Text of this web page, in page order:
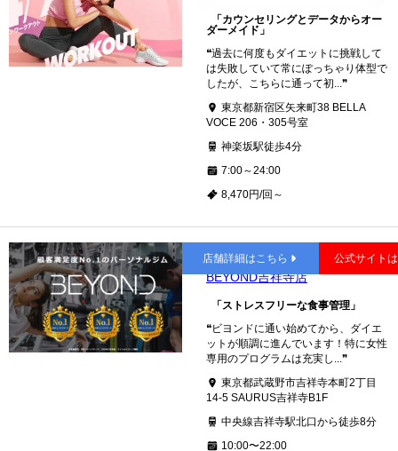
「カウンセリングとデータからオー
ダーメイド」
❝過去に何度もダイエットに挑戦して
は失敗していて常にぽっちゃり体型で
したが、こちらに通って初...❞
東京都新宿区矢来町38 BELLA
VOCE 206・305号室
神楽坂駅徒歩4分
7:00～24:00
8,470円/回～
吉祥寺
BEYOND吉祥寺店
「ストレスフリーな食事管理」
❝ビヨンドに通い始めてから、ダイエ
ットが順調に進んでいます！特に女性
専用のプログラムは充実し...❞
東京都武蔵野市吉祥寺本町2丁目
14-5 SAURUS吉祥寺B1F
中央線吉祥寺駅北口から徒歩8分
10:00〜22:00
店舗詳細はこちら 公式サイト